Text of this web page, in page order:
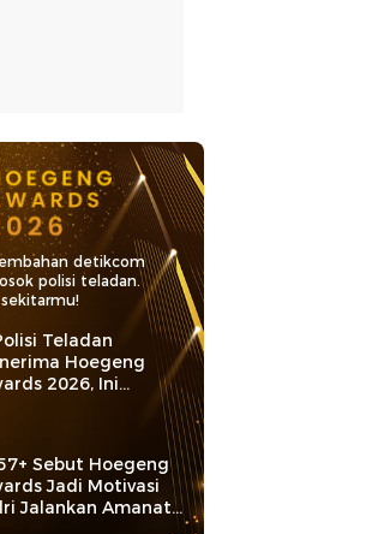
detikcom
polisi teladan.
Teladan
Hoegeng
2026, Ini
dan Kiprahnya
Sebut Hoegeng
Jadi Motivasi
Jalankan Amanat